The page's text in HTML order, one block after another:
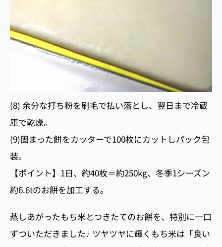
(8) 余分な打ち粉を刷毛で払い落とし、翌日まで冷蔵
庫で乾燥。
(9)固まった餅をカッターで100枚にカットしパック包
装。
【ポイント】1日、約40枚＝約250kg、冬季1シーズン
約6.6tのお餅を加工する。
蒸しあがったもち米とつきたてのお餅を、特別に一口
ずついただきました♪ ツヤツヤに輝くもち米は「良い